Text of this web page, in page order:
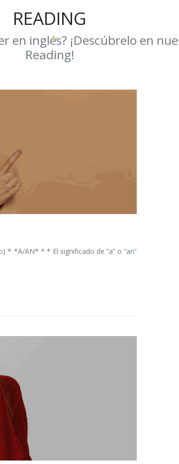
READING
en inglés? ¡Descúbrelo en
Reading!
* *A/AN* * * El significado de “a” o “an”